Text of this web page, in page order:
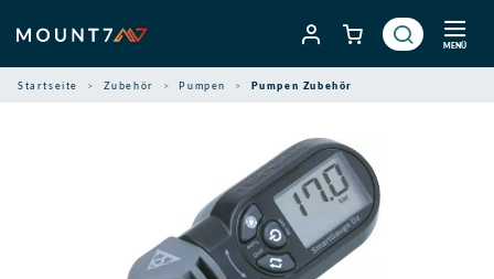
Inhalt
springen
MENÜ
Startseite Zubehör Pumpen Pumpen Zubehör